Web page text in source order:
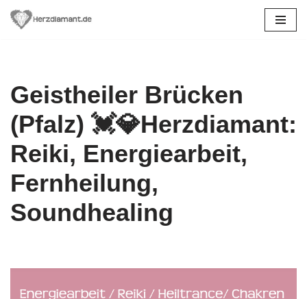
Geistheiler Brücken
(Pfalz) 💓️💎Herzdiamant:
Reiki, Energiearbeit,
Fernheilung,
Soundhealing